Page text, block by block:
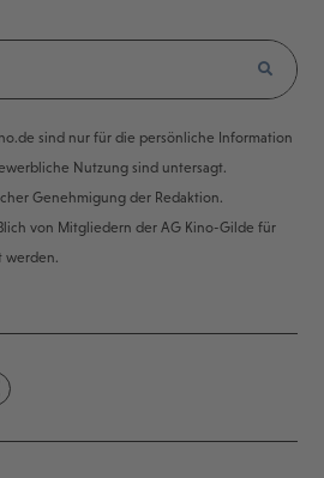
sind nur für die persönliche Information
Nutzung sind untersagt.
Genehmigung der Redaktion.
von Mitgliedern der AG Kino-Gilde für
werden.